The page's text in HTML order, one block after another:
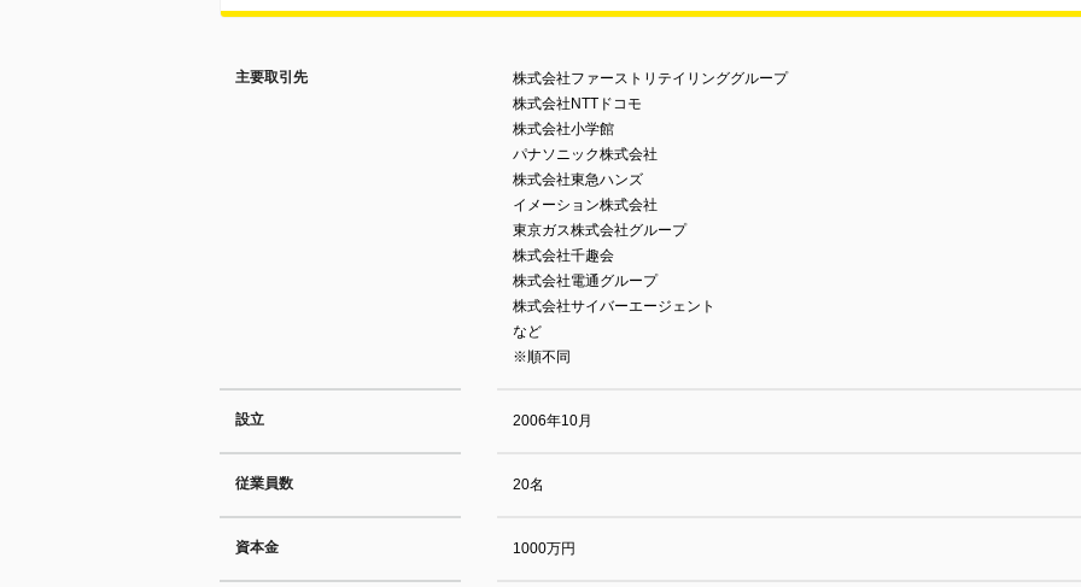
主要取引先
株式会社ファーストリテイリンググループ
株式会社NTTドコモ
株式会社小学館
パナソニック株式会社
株式会社東急ハンズ
イメーション株式会社
東京ガス株式会社グループ
株式会社千趣会
株式会社電通グループ
株式会社サイバーエージェント
など
※順不同
設立 2006年10月
従業員数 20名
資本金 1000万円